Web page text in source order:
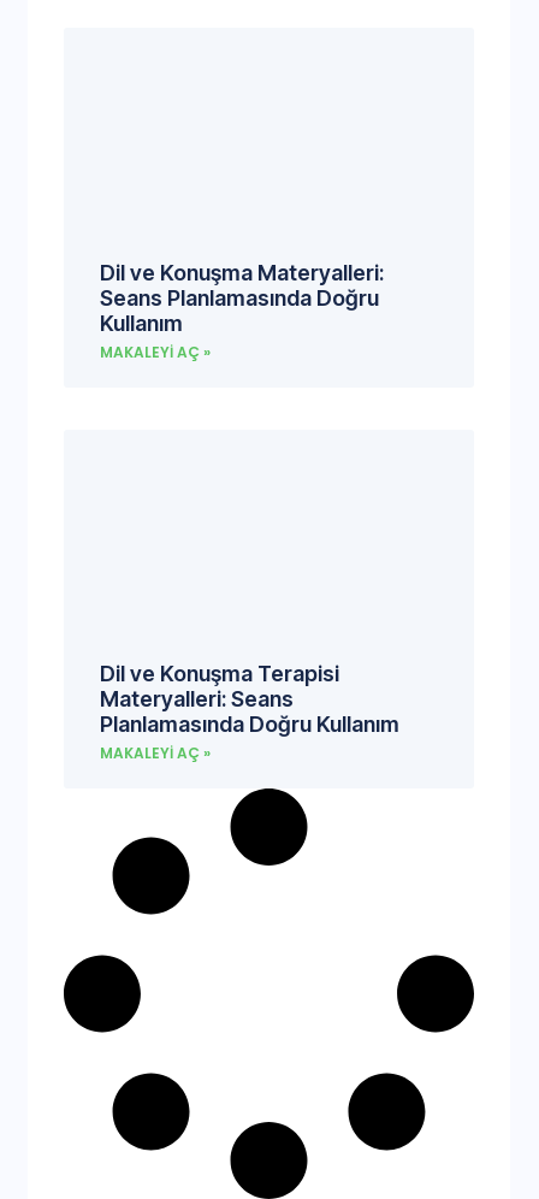
Dil ve Konuşma Materyalleri:
Seans Planlamasında Doğru
Kullanım
MAKALEYI AÇ »
Dil ve Konuşma Terapisi
Materyalleri: Seans
Planlamasında Doğru Kullanım
MAKALEYI AÇ »